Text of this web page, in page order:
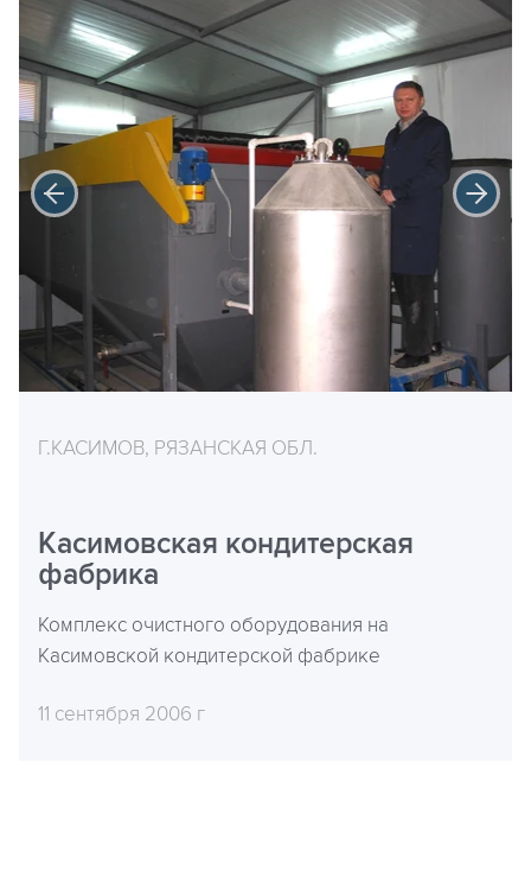
Г.КАСИМОВ, РЯЗАНСКАЯ ОБЛ.
Касимовская кондитерская
фабрика
Комплекс очистного оборудования на
Касимовской кондитерской фабрике
11 сентября 2006 г